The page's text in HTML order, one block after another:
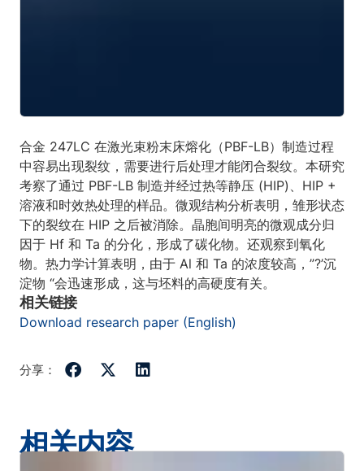
合金 247LC 在激光束粉末床熔化（PBF-LB）制造过程
中容易出现裂纹，需要进行后处理才能闭合裂纹。本研究
考察了通过 PBF-LB 制造并经过热等静压 (HIP)、HIP +
溶液和时效热处理的样品。微观结构分析表明，雏形状态
下的裂纹在 HIP 之后被消除。晶胞间明亮的微观成分归
因于 Hf 和 Ta 的分化，形成了碳化物。还观察到氧化
物。热力学计算表明，由于 Al 和 Ta 的浓度较高，”?’沉
淀物 “会迅速形成，这与坯料的高硬度有关。
相关链接
Download research paper (English)
分享：
相关内容